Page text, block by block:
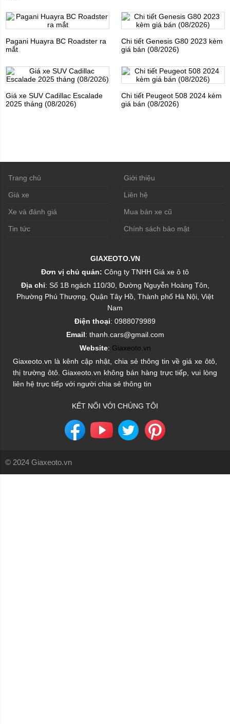
Pagani Huayra BC Roadster ra
mắt
Chi tiết Genesis G80 2023 kèm
giá bán (08/2026)
Giá xe SUV Cadillac Escalade
2025 tháng (08/2026)
Chi tiết Peugeot 508 2024 kèm
giá bán (08/2026)
Trang chủ Giới thiệu
Giá xe Liên hệ
Xe và đánh giá Mua bán xe cũ
Tin tức Chính sách bảo mật
GIAXEOTO.VN
Đơn vị chủ quản: Công ty TNHH Giá xe ô tô
Địa chỉ: Số 1B ngách 110/30, Đường Nguyễn Hoàng Tôn,
Phường Phú Thượng, Quận Tây Hồ, Thành phố Hà Nội, Việt
Nam
Điện thoại: 0988079989
Email: thanh.cars@gmail.com
Website: Giaxeoto.vn
Giaxeoto.vn là kênh cập nhật, chia sẻ thông tin về giá xe ôtô,
thị trường ôtô. Giaxeoto.vn không bán hàng trực tiếp, vui lòng
liên hệ trực tiếp với người chia sẻ thông tin
KẾT NỐI VỚI CHÚNG TÔI
© 2024 Giaxeoto.vn